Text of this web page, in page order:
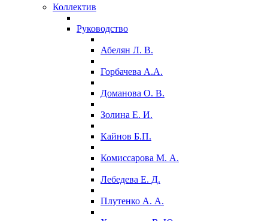
Коллектив
Руководство
Абелян Л. В.
Горбачева А.А.
Доманова О. В.
Золина Е. И.
Кайнов Б.П.
Комиссарова М. А.
Лебедева Е. Д.
Плутенко А. А.